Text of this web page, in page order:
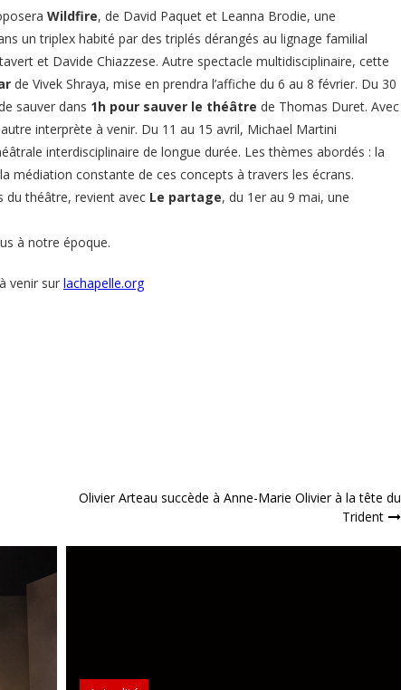
Wildfire, de David Paquet et Leanna Brodie, une
un triplex habité par des triplés dérangés au lignage familial
et Davide Chiazzese. Autre spectacle multidisciplinaire, cette
de Vivek Shraya, mise en prendra l’affiche du 6 au 8 février. Du 30
sauver dans 1h pour sauver le théâtre de Thomas Duret. Avec
interprète à venir. Du 11 au 15 avril, Michael Martini
interdisciplinaire de longue durée. Les thèmes abordés : la
médiation constante de ces concepts à travers les écrans.
du théâtre, revient avec Le partage, du 1er au 9 mai, une
à notre époque.
venir sur lachapelle.org
Olivier Arteau succède à Anne-Marie Olivier à la tête du
Trident